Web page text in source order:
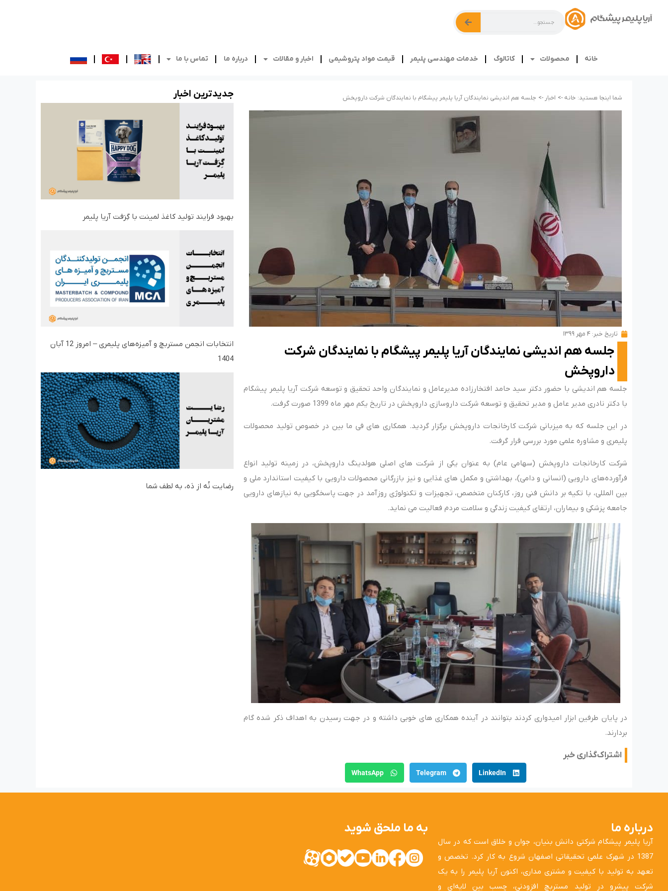
خانه محصولات کاتالوگ خدمات مهندسی پلیمر قیمت مواد پتروشیمی اخبار و مقالات درباره ما تماس با ما
شما اینجا هستید: خانه -> اخبار -> جلسه هم اندیشی نمایندگان آریا پلیمر پیشگام با نمایندگان شرکت داروپخش
تاریخ خبر: ۴ مهر ۱۳۹۹
جلسه هم اندیشی نمایندگان آریا پلیمر پیشگام با نمایندگان شرکت
داروپخش
جلسه هم اندیشی با حضور دکتر سید حامد افتخارزاده مدیرعامل و نمایندگان واحد تحقیق و توسعه شرکت آریا پلیمر پیشگام
با دکتر نادری مدیر عامل و مدیر تحقیق و توسعه شرکت داروسازی داروپخش در تاریخ یکم مهر ماه 1399 صورت گرفت.
در این جلسه که به میزبانی شرکت کارخانجات داروپخش برگزار گردید. همکاری های فی ما بین در خصوص تولید محصولات
پلیمری و مشاوره علمی مورد بررسی قرار گرفت.
شرکت کارخانجات داروپخش (سهامی عام) به عنوان یکی از شرکت های اصلی هولدینگ داروپخش، در زمینه تولید انواع
فرآورده‌های دارویی (انسانی و دامی)، بهداشتی و مکمل های غذایی و نیز بازرگانی محصولات دارویی با کیفیت استاندارد ملی و
بین المللی، با تکیه بر دانش فنی روز، کارکنان متخصص، تجهیزات و تکنولوژی روزآمد در جهت پاسخگویی به نیازهای دارویی
جامعه پزشکی و بیماران، ارتقای کیفیت زندگی و سلامت مردم فعالیت می نماید.
در پایان طرفین ابزار امیدواری کردند بتوانند در آینده همکاری های خوبی داشته و در جهت رسیدن به اهداف ذکر شده گام
بردارند.
اشتراک‌گذاری خبر
LinkedIn
Telegram
WhatsApp
جدید‌ترین اخبار
بهبود فرایند تولید کاغذ لمینت با گِرَفت آریا پلیمر
انتخابات انجمن مستربچ و آمیزه‌های پلیمری – امروز 12 آبان
1404
رضایت نُه از دَه، به لطف شما
درباره ما
آریا پلیمر پیشگام شرکتی دانش بنیان، جوان و خلاق است که در سال
1387 در شهرک علمی تحقیقاتی اصفهان شروع به کار کرد. تخصص و
تعهد به تولید با کیفیت و مشتری مداری، اکنون آریا پلیمر را به یک
شرکت پیشرو در تولید مستربچ افزودنی، چسب بین لایه‌ای و
به ما ملحق شوید